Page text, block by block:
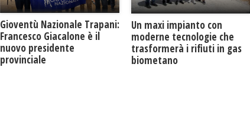
Gioventù Nazionale Trapani:
Francesco Giacalone è il
nuovo presidente
provinciale
Un maxi impianto con
moderne tecnologie che
trasformerà i rifiuti in gas
biometano